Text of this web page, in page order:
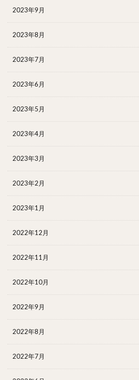
2023年9月
2023年8月
2023年7月
2023年6月
2023年5月
2023年4月
2023年3月
2023年2月
2023年1月
2022年12月
2022年11月
2022年10月
2022年9月
2022年8月
2022年7月